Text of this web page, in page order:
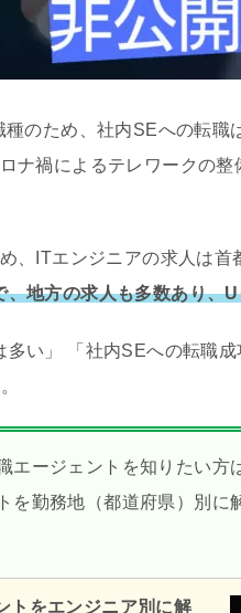
のため、社内SEへの転職
ナ禍によるテレワークの整
、ITエンジニアの求人は首
地方の求人も多数あり、
い」 「社内SEへの転職
ージェントを知りたい方
勤務地（都道府県）別に
トをエンジニア別に解